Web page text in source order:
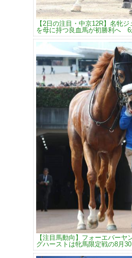
【2日の注目・中京12R】名牝
を母に持つ良血馬が初勝利へ 6
【注目馬動向】フォーエバーヤ
グハーストは牝馬限定戦の8月30